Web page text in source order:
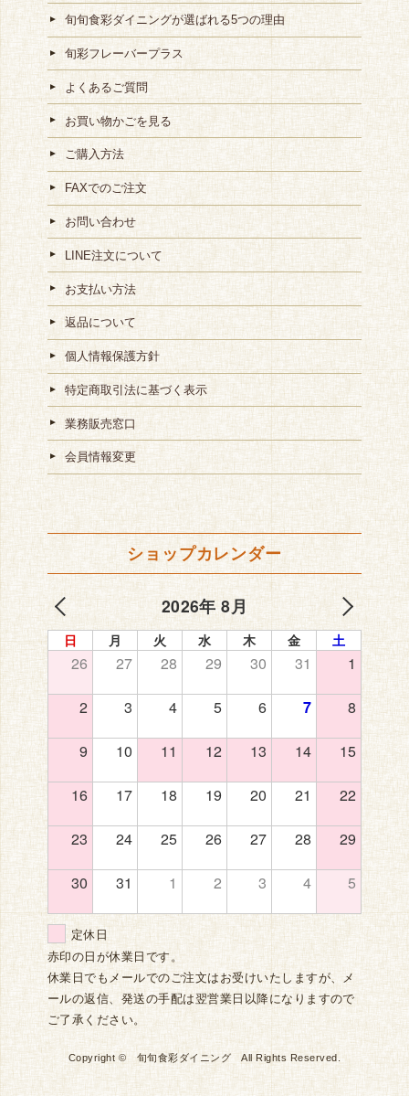
旬旬食彩ダイニングが選ばれる5つの理由
旬彩フレーバープラス
よくあるご質問
お買い物かごを見る
ご購入方法
FAXでのご注文
お問い合わせ
LINE注文について
お支払い方法
返品について
個人情報保護方針
特定商取引法に基づく表示
業務販売窓口
会員情報変更
ショップカレンダー
2026年 8月
日 月 火 水 木 金 土
26 27 28 29 30 31 1
2 3 4 5 6 7 8
9 10 11 12 13 14 15
16 17 18 19 20 21 22
23 24 25 26 27 28 29
30 31 1 2 3 4 5
定休日
赤印の日が休業日です。
休業日でもメールでのご注文はお受けいたしますが、メ
ールの返信、発送の手配は翌営業日以降になりますので
ご了承ください。
Copyright © 旬旬食彩ダイニング All Rights Reserved.